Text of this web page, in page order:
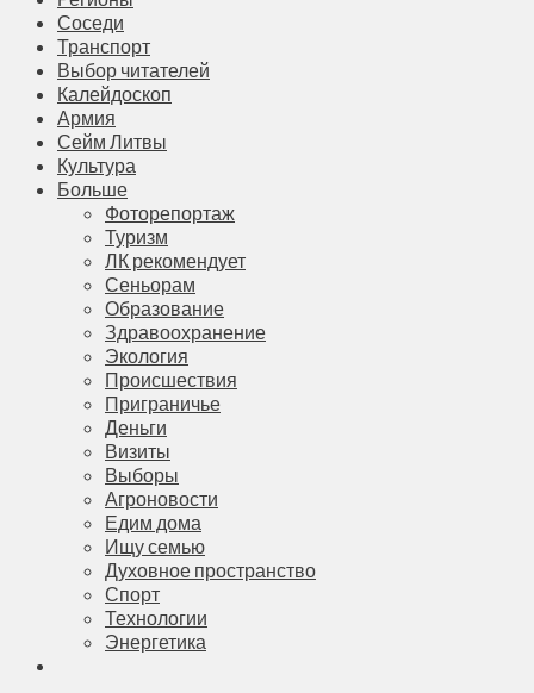
Соседи
Транспорт
Выбор читателей
Калейдоскоп
Армия
Сейм Литвы
Культура
Больше
Фоторепортаж
Туризм
ЛК рекомендует
Сеньорам
Образование
Здравоохранение
Экология
Происшествия
Приграничье
Деньги
Визиты
Выборы
Агроновости
Едим дома
Ищу семью
Духовное пространство
Спорт
Технологии
Энергетика